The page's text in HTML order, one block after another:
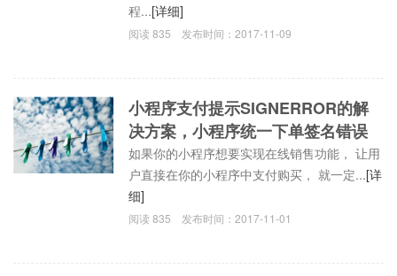
程...[详细]
阅读835 发布时间：2017-11-09
小程序支付提示SIGNERROR的解
决方案，小程序统一下单签名错误
如果你的小程序想要实现在线销售功能， 让用
户直接在你的小程序中支付购买， 就一定...[详
细]
阅读835 发布时间：2017-11-01